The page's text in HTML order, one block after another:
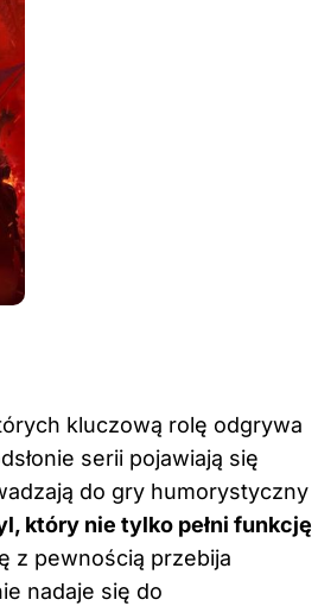
kluczową rolę odgrywa
serii pojawiają się
do gry humorystyczny
który nie tylko pełni funkcję
z pewnością przebija
nadaje się do